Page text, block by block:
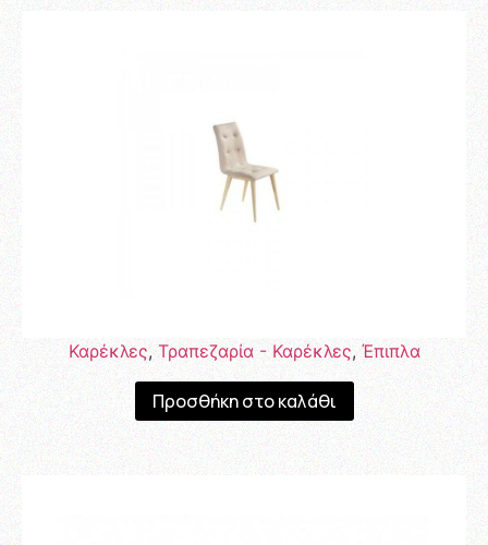
Καρέκλες, Τραπεζαρία - Καρέκλες, Έπιπλα
Προσθήκη στο καλάθι